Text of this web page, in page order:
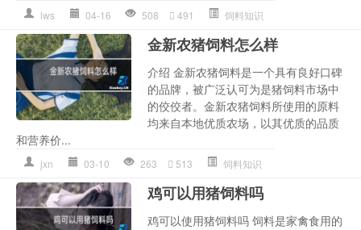
lws 04-16 508 491 饲料知识
金新农猪饲料怎么样
介绍 金新农猪饲料是一个具有良好口碑
的品牌，被广泛认可为是猪饲料市场中
的佼佼者。金新农猪饲料所使用的原料
均来自本地优质农场，以其优质的品质
和营养价...
jxn 03-10 263 513 饲料知识
鸡可以用猪饲料吗
鸡可以使用猪饲料吗 饲料是家禽食用的